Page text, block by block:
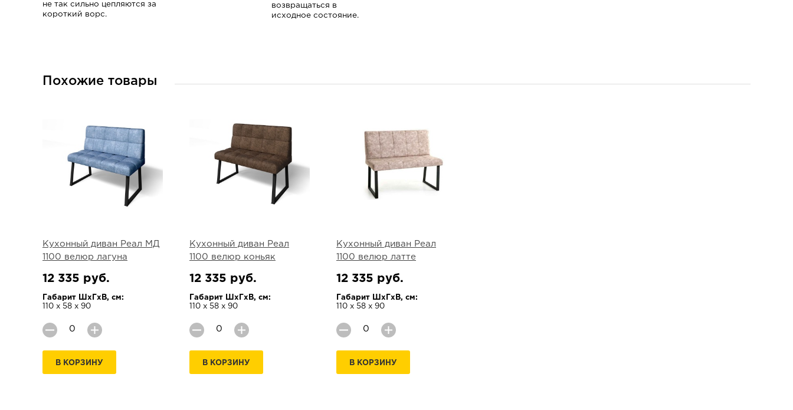
не так сильно цепляются за
короткий ворс.
возвращаться в
исходное состояние.
Похожие товары
Кухонный диван Реал МД
1100 велюр лагуна
12 335 руб.
Габарит ШхГхВ, см:
110 х 58 х 90
В КОРЗИНУ
Кухонный диван Реал
1100 велюр коньяк
12 335 руб.
Габарит ШхГхВ, см:
110 х 58 х 90
В КОРЗИНУ
Кухонный диван Реал
1100 велюр латте
12 335 руб.
Габарит ШхГхВ, см:
110 х 58 х 90
В КОРЗИНУ